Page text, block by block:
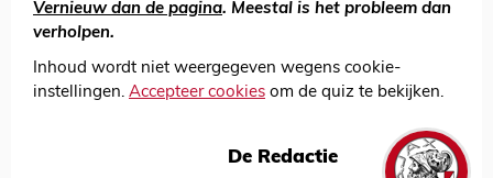
Vernieuw dan de pagina. Meestal is het probleem dan
verholpen.
Inhoud wordt niet weergegeven wegens cookie-
instellingen. Accepteer cookies om de quiz te bekijken.
De Redactie